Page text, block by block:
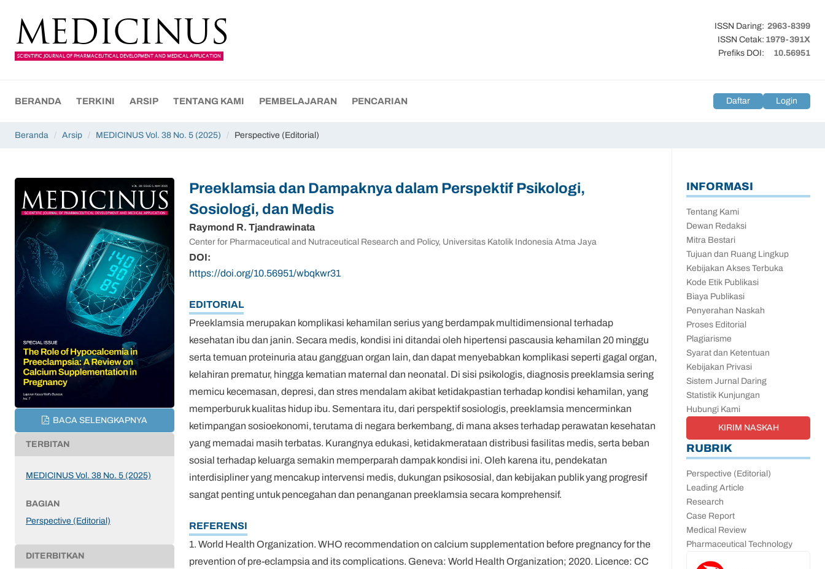
MEDICINUS
SCIENTIFIC JOURNAL OF PHARMACEUTICAL DEVELOPMENT AND MEDICAL APPLICATION
BERANDA TERKINI ARSIP TENTANG KAMI PEMBELAJARAN PENCARIAN Daftar Login
ISSN Daring: 2963-8399
ISSN Cetak:1979-391X
Prefiks DOI:
10.56951
Beranda / Arsip / MEDICINUS Vol. 38 No. 5 (2025) / Perspective (Editorial)
Preeklamsia dan Dampaknya dalam Perspektif Psikologi,
Sosiologi, dan Medis
Raymond R. Tjandrawinata
Center for Pharmaceutical and Nutraceutical Research and Policy, Universitas Katolik Indonesia Atma Jaya
DOI:
https://doi.org/10.56951/wbqkwr31
EDITORIAL
Preeklamsia merupakan komplikasi kehamilan serius yang berdampak multidimensional terhadap
kesehatan ibu dan janin. Secara medis, kondisi ini ditandai oleh hipertensi pascausia kehamilan 20 minggu
serta temuan proteinuria atau gangguan organ lain, dan dapat menyebabkan komplikasi seperti gagal organ,
kelahiran prematur, hingga kematian maternal dan neonatal. Di sisi psikologis, diagnosis preeklamsia sering
memicu kecemasan, depresi, dan stres mendalam akibat ketidakpastian terhadap kondisi kehamilan, yang
memperburuk kualitas hidup ibu. Sementara itu, dari perspektif sosiologis, preeklamsia mencerminkan
ketimpangan sosioekonomi, terutama di negara berkembang, di mana akses terhadap perawatan kesehatan
yang memadai masih terbatas. Kurangnya edukasi, ketidakmerataan distribusi fasilitas medis, serta beban
sosial terhadap keluarga semakin memperparah dampak kondisi ini. Oleh karena itu, pendekatan
interdisipliner yang mencakup intervensi medis, dukungan psikososial, dan kebijakan publik yang progresif
sangat penting untuk pencegahan dan penanganan preeklamsia secara komprehensif.
REFERENSI
1. World Health Organization. WHO recommendation on calcium supplementation before pregnancy for the
prevention of pre-eclampsia and its complications. Geneva: World Health Organization; 2020. Licence: CC
BACA SELENGKAPNYA
TERBITAN
MEDICINUS Vol. 38 No. 5 (2025)
BAGIAN
Perspective (Editorial)
DITERBITKAN
INFORMASI
Tentang Kami
Dewan Redaksi
Mitra Bestari
Tujuan dan Ruang Lingkup
Kebijakan Akses Terbuka
Kode Etik Publikasi
Biaya Publikasi
Penyerahan Naskah
Proses Editorial
Plagiarisme
Syarat dan Ketentuan
Kebijakan Privasi
Sistem Jurnal Daring
Statistik Kunjungan
Hubungi Kami
KIRIM NASKAH
RUBRIK
Perspective (Editorial)
Leading Article
Research
Case Report
Medical Review
Pharmaceutical Technology